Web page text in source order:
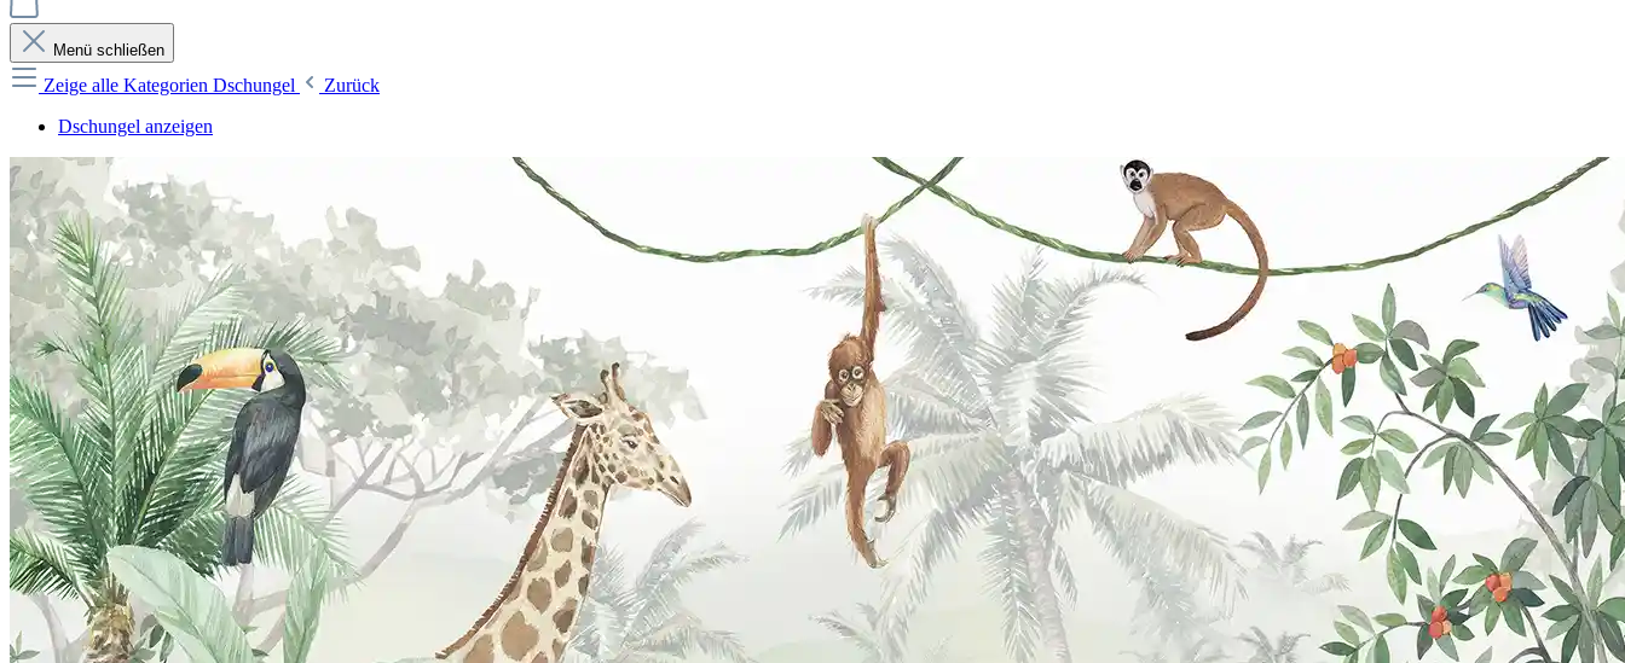
Menü schließen
Zeige alle Kategorien Dschungel
Zurück
Dschungel anzeigen